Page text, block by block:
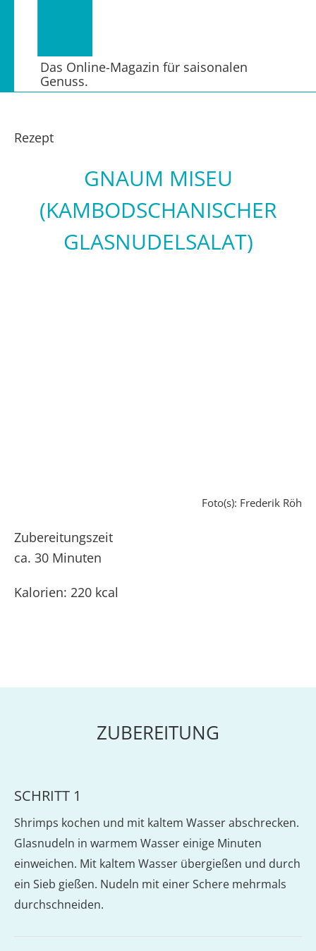
Das Online-Magazin für saisonalen
Genuss.
Rezept
GNAUM MISEU
(KAMBODSCHANISCHER
GLASNUDELSALAT)
Foto(s): Frederik Röh
Zubereitungszeit
ca. 30 Minuten
Kalorien: 220 kcal
ZUBEREITUNG
SCHRITT 1
Shrimps kochen und mit kaltem Wasser abschrecken.
Glasnudeln in warmem Wasser einige Minuten
einweichen. Mit kaltem Wasser übergießen und durch
ein Sieb gießen. Nudeln mit einer Schere mehrmals
durchschneiden.